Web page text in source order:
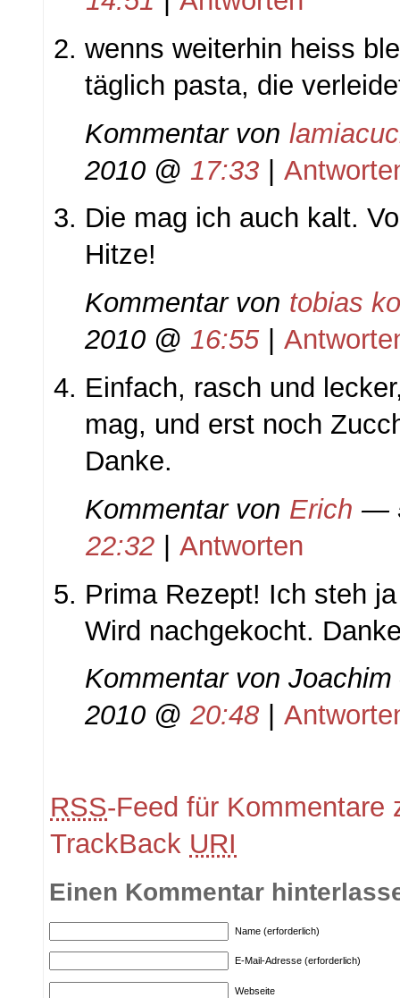
wenns weiterhin heiss
täglich pasta, die
Kommentar von
2010 @ 17:33 |
Die mag ich auch kalt.
Hitze!
Kommentar von tobias
2010 @ 16:55
Einfach, rasch und
mag, und erst noch
Danke.
Kommentar von Erich —
22:32
Antworten
Prima Rezept! Ich steh
Wird nachgekocht.
Kommentar vonJoachim
2010 @ 20:48
RSS-Feed für Kommentare
TrackBack URI
Einen Kommentar
Name (erforderlich)
E-Mail-Adresse (erforderlich)
Webseite